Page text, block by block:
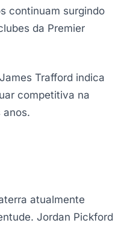
continuam surgindo
da Premier
Trafford indica
competitiva na
anos.
atualmente
Jordan Pickford